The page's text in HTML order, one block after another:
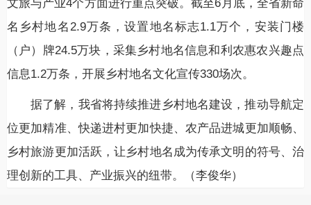
文旅与产业4个方面进行重点突破。截至6月底，全省新命
名乡村地名2.9万条，设置地名标志1.1万个，安装门楼
（户）牌24.5万块，采集乡村地名信息和利农惠农兴趣点
信息1.2万条，开展乡村地名文化宣传330场次。
据了解，我省将持续推进乡村地名建设，推动导航定
位更加精准、快递进村更加快捷、农产品进城更加顺畅、
乡村旅游更加活跃，让乡村地名成为传承文明的符号、治
理创新的工具、产业振兴的纽带。（李俊华）